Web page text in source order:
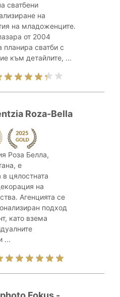
сватбени
на
на младоженците.
от 2004
планира сватби с
към детайлите, ...
Roza-Bella
Роза Белла,
е
цялостната
на
Агенцията се
подход
като взема
...